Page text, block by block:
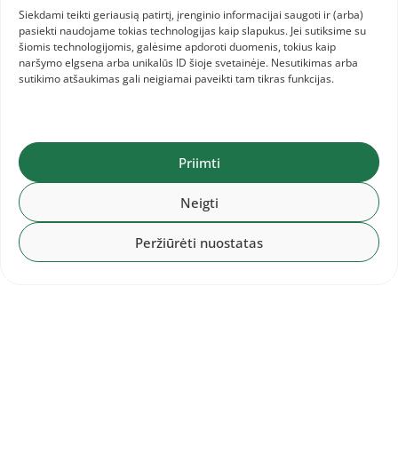
Siekdami teikti geriausią patirtį, įrenginio informacijai saugoti ir (arba)
pasiekti naudojame tokias technologijas kaip slapukus. Jei sutiksime su
šiomis technologijomis, galėsime apdoroti duomenis, tokius kaip
naršymo elgsena arba unikalūs ID šioje svetainėje. Nesutikimas arba
sutikimo atšaukimas gali neigiamai paveikti tam tikras funkcijas.
Priimti
Neigti
Peržiūrėti nuostatas
2026-07-28
Baltijos komandinis čempionatas:
Lietuvos komanda ir informacija jai